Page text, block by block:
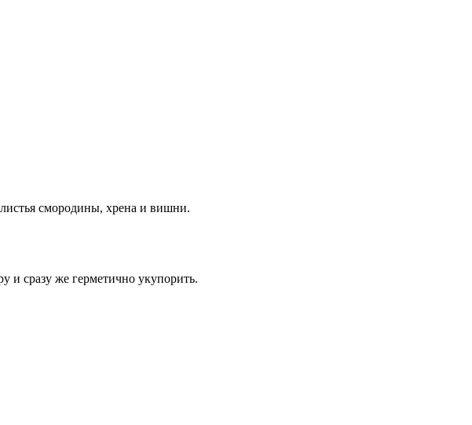
смородины, хрена и вишни.
и сразу же герметично укупорить.